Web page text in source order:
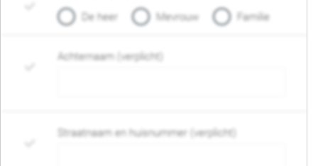
De heer
Mevrouw Familie
Achternaam (verplicht)
Straatnaam en huisnummer (verplicht)